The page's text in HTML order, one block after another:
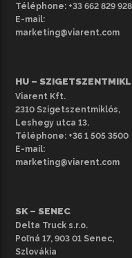
Fontos megjegyezni,
rendelkezésre álló
felszereltségben
Téléphone: +33 662 829 928
E-mail:
marketing@viarent.com
HU –
Viarent Kft.
2310 Szigetszentmiklós,
Leshegy utca 13.
Téléphone: +36 1 505 3500
E-mail:
marketing@viarent.com
SK – SENEC
Delta Truck s.r.o.
Poľná 17, 903 01 Senec,
Szlovákia